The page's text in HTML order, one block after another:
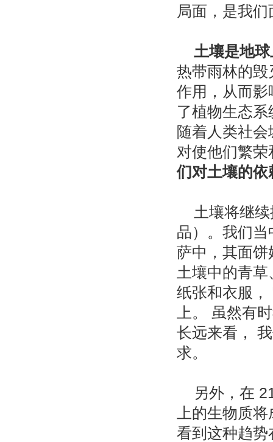
局面，是我
土壤是地
热带雨林的
作用，从而
了植物生态
随着人类社
对使他们繁
们对土壤的
土壤将继
品）。我们
萨中，其面
土壤中的青
纸张和衣服
上。 虽然有
长远来看，
求。
另外，在
上的生物质
看到这种趋